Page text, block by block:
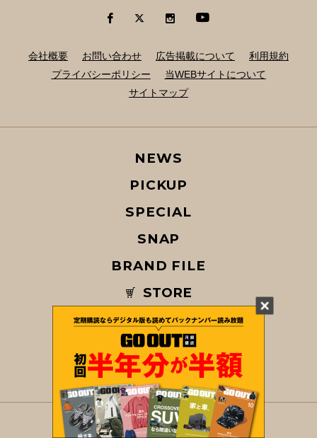
会社概要 お問い合わせ 広告掲載について
利用規約
プライバシーポリシー
当WEBサイトについて
サイトマップ
© COPYRIGHT 2026 GO OUT / SAN-EI CORPORATION Co.,Ltd.
NEWS
PICKUP
SPECIAL
SNAP
BRAND FILE
STORE
MAGAZINE